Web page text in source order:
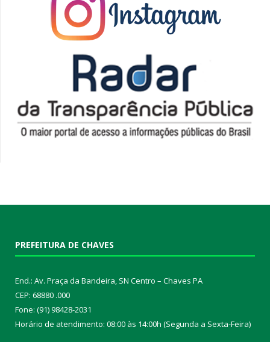
PREFEITURA DE CHAVES
End.: Av. Praça da Bandeira, SN Centro – Chaves PA
CEP: 68880 .000
Fone: (91) 98428-2031
Horário de atendimento: 08:00 às 14:00h (Segunda a Sexta-Feira)